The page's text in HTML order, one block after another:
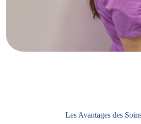
Les Avantages des